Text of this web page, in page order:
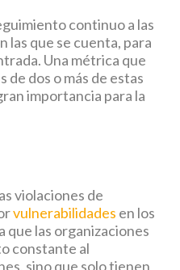
continuo a las
las que se cuenta, para
Una métrica que
dos o más de estas
importancia para la
violaciones de
vulnerabilidades en los
que las organizaciones
constante al
sino que solo tienen